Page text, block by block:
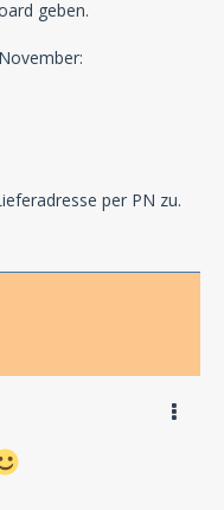
geben.
per PN zu.